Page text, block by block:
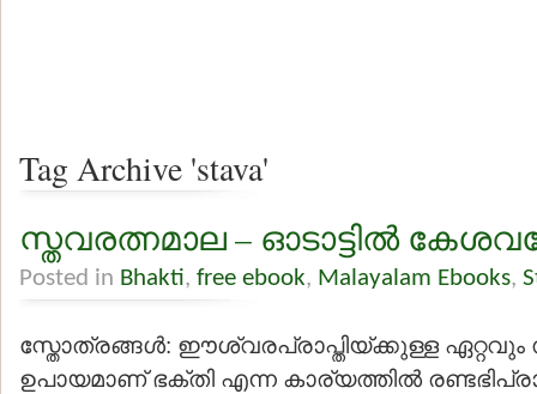
Tag Archive 'stava'
സ്തവരത്നമാല – ഓടാട്ടില്‍
Posted in Bhakti, free ebook, Malayalam Ebooks,
സ്തോത്രങ്ങള്‍: ഈശ്വരപ്രാപ്തിയ്ക്കുള്ള
ഉപായമാണ് ഭക്തി എന്ന കാര്യത്തില്‍